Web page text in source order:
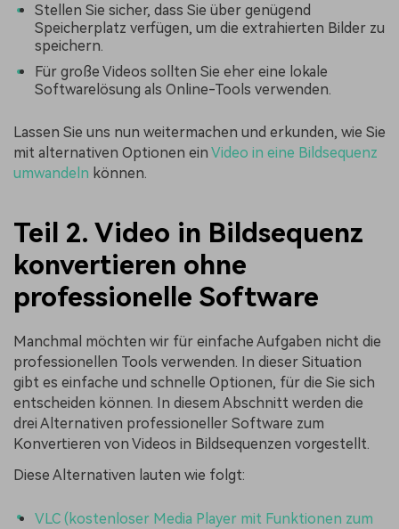
Stellen Sie sicher, dass Sie über genügend
Speicherplatz verfügen, um die extrahierten Bilder zu
speichern.
Für große Videos sollten Sie eher eine lokale
Softwarelösung als Online-Tools verwenden.
Lassen Sie uns nun weitermachen und erkunden, wie Sie
mit alternativen Optionen ein Video in eine Bildsequenz
umwandeln können.
Teil 2. Video in Bildsequenz
konvertieren ohne
professionelle Software
Manchmal möchten wir für einfache Aufgaben nicht die
professionellen Tools verwenden. In dieser Situation
gibt es einfache und schnelle Optionen, für die Sie sich
entscheiden können. In diesem Abschnitt werden die
drei Alternativen professioneller Software zum
Konvertieren von Videos in Bildsequenzen vorgestellt.
Diese Alternativen lauten wie folgt:
VLC (kostenloser Media Player mit Funktionen zum